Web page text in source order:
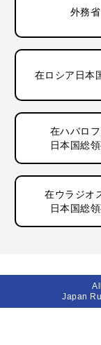
外務省
在ロシア日本
在ハバロ
日本国総
在ウラジオ
日本国総
Japan